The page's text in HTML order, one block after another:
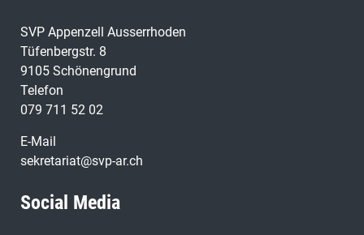
SVP Appenzell Ausserrhoden
Tüfenbergstr. 8
9105 Schönengrund
Telefon
079 711 52 02
E-Mail
sekretariat@svp-ar.ch
Social Media